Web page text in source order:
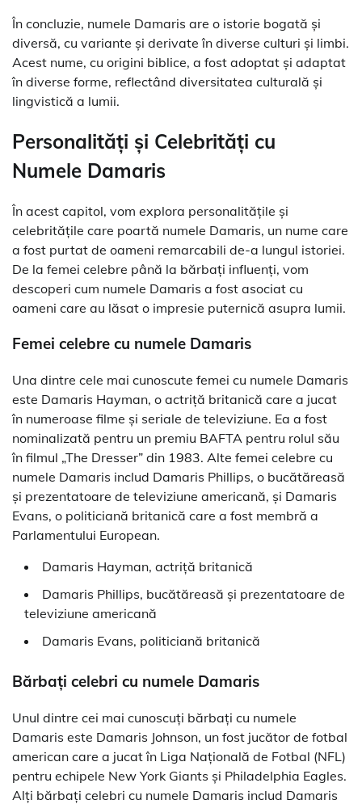
În concluzie, numele Damaris are o istorie bogată și
diversă, cu variante și derivate în diverse culturi și limbi.
Acest nume, cu origini biblice, a fost adoptat și adaptat
în diverse forme, reflectând diversitatea culturală și
lingvistică a lumii.
Personalități și Celebrități cu
Numele Damaris
În acest capitol, vom explora personalitățile și
celebritățile care poartă numele Damaris, un nume care
a fost purtat de oameni remarcabili de-a lungul istoriei.
De la femei celebre până la bărbați influenți, vom
descoperi cum numele Damaris a fost asociat cu
oameni care au lăsat o impresie puternică asupra lumii.
Femei celebre cu numele Damaris
Una dintre cele mai cunoscute femei cu numele Damaris
este Damaris Hayman, o actriță britanică care a jucat
în numeroase filme și seriale de televiziune. Ea a fost
nominalizată pentru un premiu BAFTA pentru rolul său
în filmul „The Dresser” din 1983. Alte femei celebre cu
numele Damaris includ Damaris Phillips, o bucătăreasă
și prezentatoare de televiziune americană, și Damaris
Evans, o politiciană britanică care a fost membră a
Parlamentului European.
Damaris Hayman, actriță britanică
Damaris Phillips, bucătăreasă și prezentatoare de
televiziune americană
Damaris Evans, politiciană britanică
Bărbați celebri cu numele Damaris
Unul dintre cei mai cunoscuți bărbați cu numele
Damaris este Damaris Johnson, un fost jucător de fotbal
american care a jucat în Liga Națională de Fotbal (NFL)
pentru echipele New York Giants și Philadelphia Eagles.
Alți bărbați celebri cu numele Damaris includ Damaris